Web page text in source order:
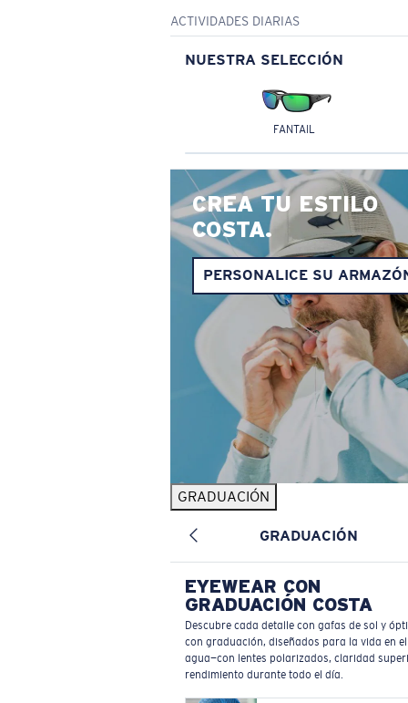
ACTIVIDADES DIARIAS
NUESTRA SELECCIÓN
FANTAIL
CREA TU ESTILO
COSTA.
PERSONALICE SU
GRADUACIÓN
GRADUACIÓN
EYEWEAR CON
GRADUACIÓN COSTA
Descubre cada detalle con gafas de sol y
con graduación, diseñados para la vida en el
agua—con lentes polarizados, claridad
rendimiento durante todo el día.